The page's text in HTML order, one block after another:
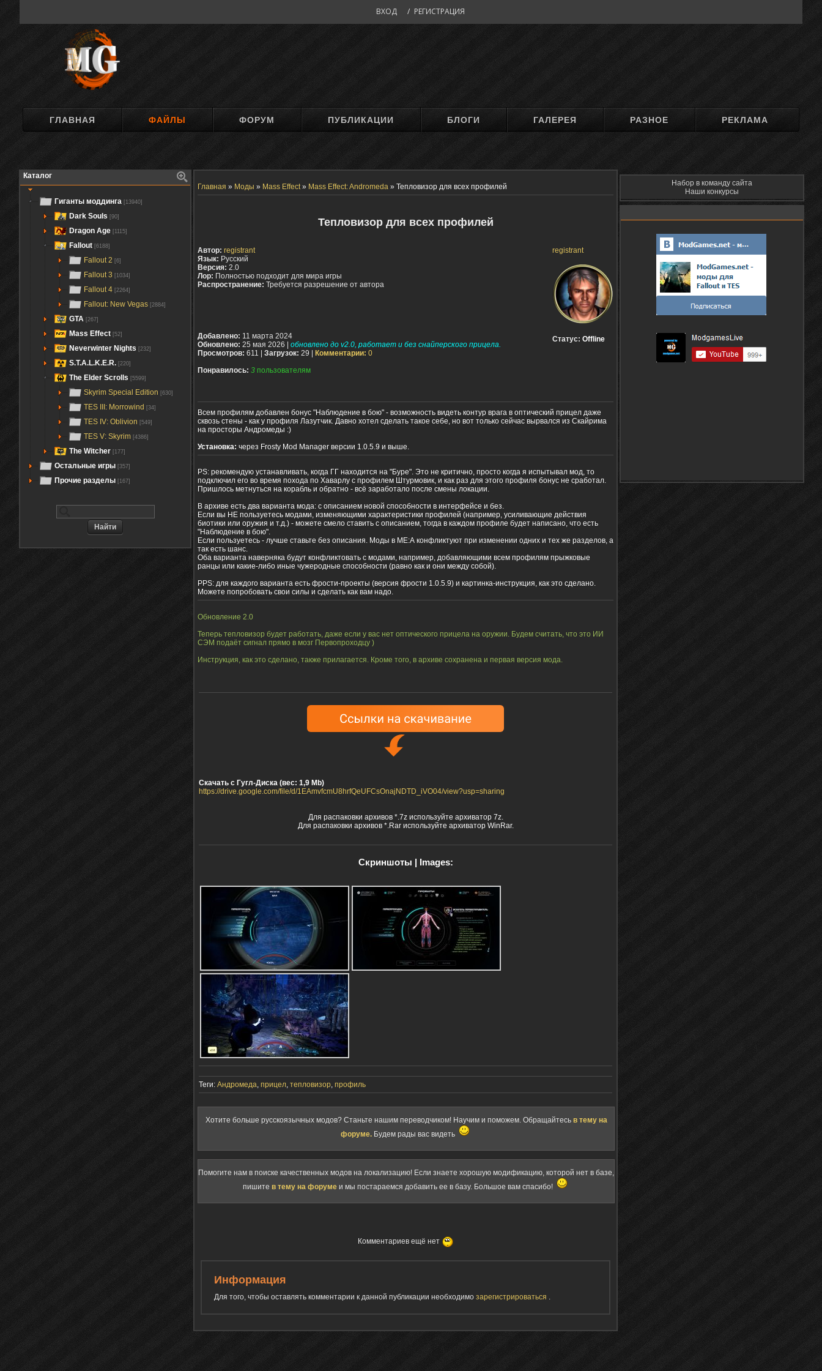
ВХОД / РЕГИСТРАЦИЯ
ГЛАВНАЯ ФАЙЛЫ ФОРУМ ПУБЛИКАЦИИ БЛОГИ ГАЛЕРЕЯ РАЗНОЕ РЕКЛАМА
Каталог
Гиганты моддинга [13940]
Dark Souls [90]
Dragon Age [1115]
Fallout [6188]
Fallout 2 [6]
Fallout 3 [1034]
Fallout 4 [2264]
Fallout: New Vegas [2884]
GTA [267]
Mass Effect [52]
Neverwinter Nights [232]
S.T.A.L.K.E.R. [220]
The Elder Scrolls [5599]
Skyrim Special Edition [630]
TES III: Morrowind [34]
TES IV: Oblivion [549]
TES V: Skyrim [4386]
The Witcher [177]
Остальные игры [357]
Прочие разделы [167]
Главная » Моды » Mass Effect » Mass Effect: Andromeda » Тепловизор для всех профилей
Тепловизор для всех профилей
registrant
Статус: Offline
Автор: registrant
Язык: Русский
Версия: 2.0
Лор: Полностью подходит для мира игры
Распространение: Требуется разрешение от автора
Добавлено: 11 марта 2024
Обновлено: 25 мая 2026 | обновлено до v2.0, работает и без снайперского прицела.
Просмотров: 611 | Загрузок: 29 | Комментарии: 0
Понравилось: 3 пользователям
Всем профилям добавлен бонус "Наблюдение в бою" - возможность видеть контур врага в оптический прицел даже
сквозь стены - как у профиля Лазутчик. Давно хотел сделать такое себе, но вот только сейчас вырвался из Скайрима
на просторы Андромеды :)
Установка: через Frosty Mod Manager версии 1.0.5.9 и выше.
PS: рекомендую устанавливать, когда ГГ находится на "Буре". Это не критично, просто когда я испытывал мод, то
подключил его во время похода по Хаварлу с профилем Штурмовик, и как раз для этого профиля бонус не сработал.
Пришлось метнуться на корабль и обратно - всё заработало после смены локации.
В архиве есть два варианта мода: с описанием новой способности в интерфейсе и без.
Если вы НЕ пользуетесь модами, изменяющими характеристики профилей (например, усиливающие действия
биотики или оружия и т.д.) - можете смело ставить с описанием, тогда в каждом профиле будет написано, что есть
"Наблюдение в бою".
Если пользуетесь - лучше ставьте без описания. Моды в МЕ:А конфликтуют при изменении одних и тех же разделов, а
так есть шанс.
Оба варианта наверняка будут конфликтовать с модами, например, добавляющими всем профилям прыжковые
ранцы или какие-либо иные чужеродные способности (равно как и они между собой).
PPS: для каждого варианта есть фрости-проекты (версия фрости 1.0.5.9) и картинка-инструкция, как это сделано.
Можете попробовать свои силы и сделать как вам надо.
Обновление 2.0
Теперь тепловизор будет работать, даже если у вас нет оптического прицела на оружии. Будем считать, что это ИИ
СЭМ подаёт сигнал прямо в мозг Первопроходцу )
Инструкция, как это сделано, также прилагается. Кроме того, в архиве сохранена и первая версия мода.
Скачать с Гугл-Диска (вес: 1,9 Mb)
https://drive.google.com/file/d/1EAmvfcmU8hrfQeUFCsOnajNDTD_iVO04/view?usp=sharing
Для распаковки архивов *.7z используйте архиватор 7z.
Для распаковки архивов *.Rar используйте архиватор WinRar.
Скриншоты | Images:
Теги: Андромеда, прицел, тепловизор, профиль
Хотите больше русскоязычных модов? Станьте нашим переводчиком! Научим и поможем. Обращайтесь в тему на
форуме. Будем рады вас видеть
Помогите нам в поиске качественных модов на локализацию! Если знаете хорошую модификацию, которой нет в базе,
пишите в тему на форуме и мы постараемся добавить ее в базу. Большое вам спасибо!
Комментариев ещё нет
Информация
Для того, чтобы оставлять комментарии к данной публикации необходимо зарегистрироваться .
Набор в команду сайта
Наши конкурсы